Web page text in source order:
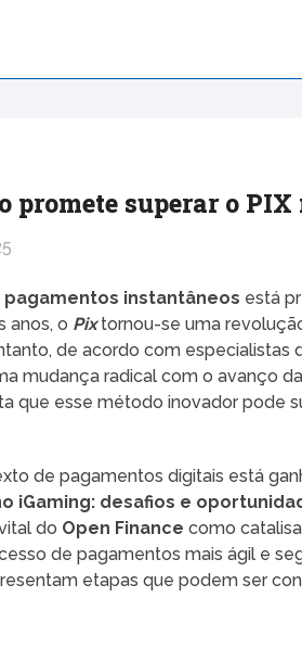
promete superar o
pagamentos instantâneos está
anos, o Pixtornou-se uma
de acordo com especialistas
mudança radical com o avanço
que esse método inovador pode
de pagamentos digitais está
iGaming: desafios e
do Open Finance como
de pagamentos mais ágil e
etapas que podem ser